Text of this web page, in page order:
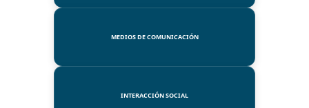
MEDIOS DE COMUNICACIÓN
INTERACCIÓN SOCIAL